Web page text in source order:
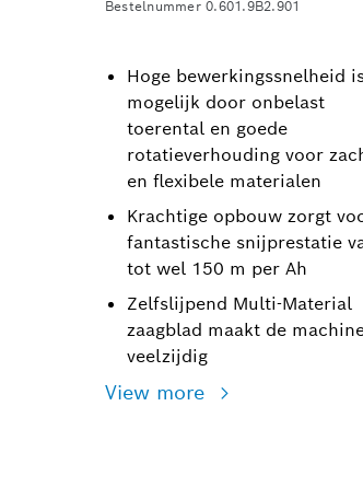
Bestelnummer 0.601.9B2.901
Hoge bewerkingssnelheid
mogelijk door onbelast
toerental en goede
rotatieverhouding voor
en flexibele materialen
Krachtige opbouw zorgt
fantastische snijprestatie
tot wel 150 m per Ah
Zelfslijpend Multi-Material
zaagblad maakt de
veelzijdig
View more